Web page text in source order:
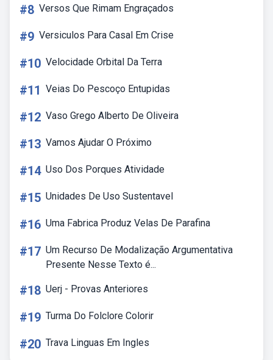
#8 Versos Que Rimam Engraçados
#9 Versiculos Para Casal Em Crise
#10 Velocidade Orbital Da Terra
#11 Veias Do Pescoço Entupidas
#12 Vaso Grego Alberto De Oliveira
#13 Vamos Ajudar O Próximo
#14 Uso Dos Porques Atividade
#15 Unidades De Uso Sustentavel
#16 Uma Fabrica Produz Velas De Parafina
#17 Um Recurso De Modalização Argumentativa
Presente Nesse Texto é...
#18 Uerj - Provas Anteriores
#19 Turma Do Folclore Colorir
#20 Trava Linguas Em Ingles